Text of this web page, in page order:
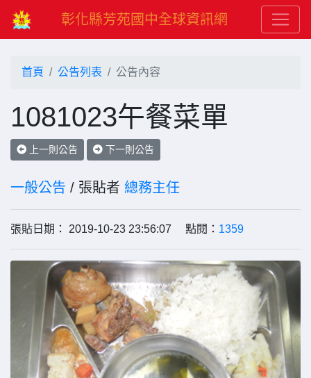
彰化縣芳苑國中全球資訊網
首頁 公告列表 公告內容
1081023午餐菜單
上一則公告 下一則公告
一般公告 / 張貼者 總務主任
張貼日期： 2019-10-23 23:56:07 點閱： 1359